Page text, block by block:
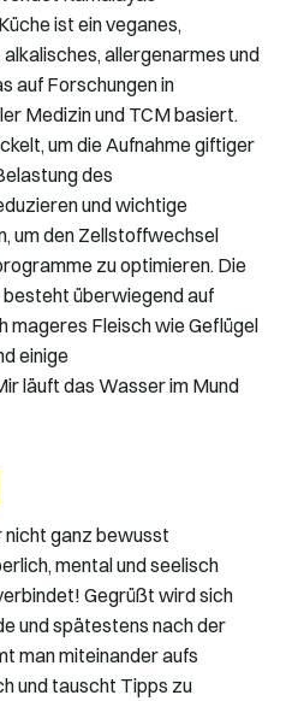
ist ein veganes,
allergenarmes und
auf Forschungen in
Medizin und TCM basiert.
um die Aufnahme giftiger
des
und wichtige
um den Zellstoffwechsel
zu optimieren. Die
besteht überwiegend auf
mageres Fleisch wie Geflügel
einige
läuft das Wasser im Mund
nicht ganz bewusst
mental und seelisch
Gegrüßt wird sich
und spätestens nach der
man miteinander aufs
und tauscht Tipps zu